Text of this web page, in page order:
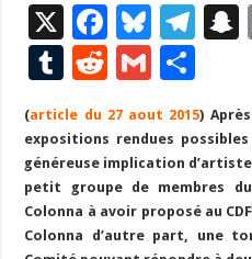
X
F
ac
e
b
o
o
k
Bl
u
es
ky
T
gr
a
m
T
u
m
bl
r
R
d
di
t
G
ai
l
ta
g
er
(article du 27 aout 2015)
expositions rendues
généreuse implication
petit groupe de membres
Colonna à avoir proposé au
Colonna d’autre part, une